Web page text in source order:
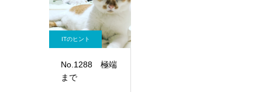
ITのヒント
No.1288 極端
まで